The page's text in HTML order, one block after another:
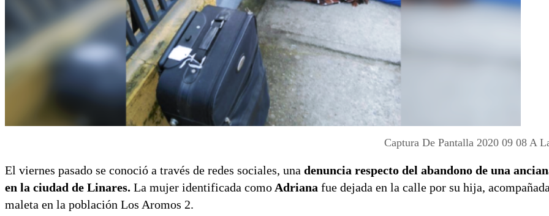
Captura De Pantalla 2020 09 08 A
El viernes pasado se conoció a través de redes sociales, una denuncia respecto del abandono de una
en la ciudad de Linares. La mujer identificada comoAdriana fue dejada en la calle por su hija,
maleta en la población Los Aromos 2.